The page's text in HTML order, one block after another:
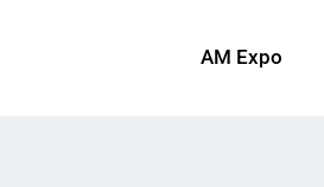
AM Expo